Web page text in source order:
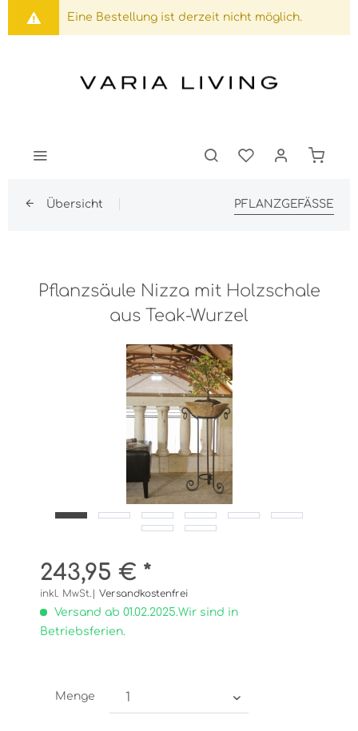
Eine Bestellung ist derzeit nicht möglich.
Übersicht PFLANZGEFÄSSE
Pflanzsäule Nizza mit Holzschale
aus Teak-Wurzel
243,95 € *
inkl. MwSt.| Versandkostenfrei
Versand ab 01.02.2025.Wir sind in
Betriebsferien.
Menge